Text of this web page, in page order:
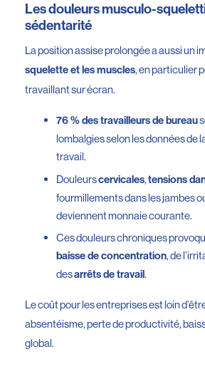
Les douleurs musculo-
sédentarité
La position assise prolongée a aussi un
squelette et les muscles, en particulier
travaillant sur écran.
76 % des travailleurs de bureau
lombalgies selon les données de
travail.
Douleurscervicales,tensions
fourmillements dans les jambes
deviennent monnaie courante.
Ces douleurs chroniques
baisse de concentration, de
desarrêts de travail.
Le coût pour les entreprises est loin
absentéisme, perte de productivité,
global.